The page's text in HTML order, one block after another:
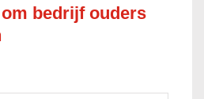
bedrijf ouders